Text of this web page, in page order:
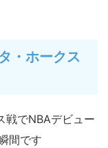
・ホークス
戦でNBAデビュー
間です